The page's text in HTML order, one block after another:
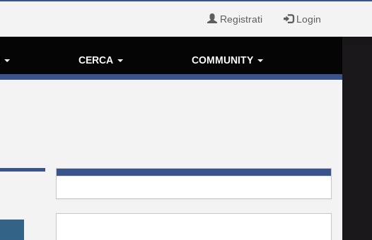
Registrati Login
CERCA COMMUNITY